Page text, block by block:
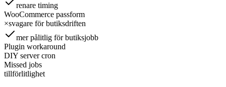
renare timing
WooCommerce passform
×svagare för butiksdriften
mer pålitlig för butiksjobb
Plugin workaround
DIY server cron
Missed jobs
tillförlitlighet